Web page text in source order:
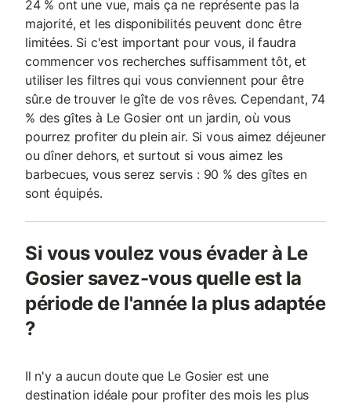
24 % ont une vue, mais ça ne représente pas la
majorité, et les disponibilités peuvent donc être
limitées. Si c'est important pour vous, il faudra
commencer vos recherches suffisamment tôt, et
utiliser les filtres qui vous conviennent pour être
sûr.e de trouver le gîte de vos rêves. Cependant, 74
% des gîtes à Le Gosier ont un jardin, où vous
pourrez profiter du plein air. Si vous aimez déjeuner
ou dîner dehors, et surtout si vous aimez les
barbecues, vous serez servis : 90 % des gîtes en
sont équipés.
Si vous voulez vous évader à Le
Gosier savez-vous quelle est la
période de l'année la plus adaptée
?
Il n'y a aucun doute que Le Gosier est une
destination idéale pour profiter des mois les plus